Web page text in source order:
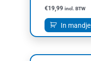
€19,99 incl. BTW
In mandje